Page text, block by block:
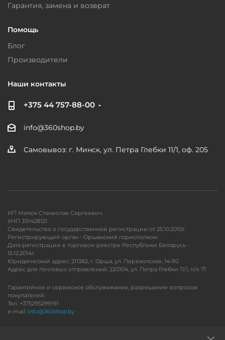
Гарантия, замена и возврат
Помощь
Блог
Производители
Наши контакты
+375 44 757-88-00
info@360shop.by
Самовывоз: г. Минск, ул. Петра Глебки 11/1, оф. 205
ИП Матюк Станислав Сергеевич
УНП 391428121
Свидетельство о государственной регистрации от 25.10.2010г.
Регистрирующий орган - Оршанский горисполком
Дата регистрации в торговом реестре Республики Беларусь -
15.12.2014г.
Юридический адрес: 211382, г. Орша, ул. Перекопская, 14-90
Адрес для почтовых отправлений: 220104, ул. Петра Глебки 11/1, п/я 71
Гарантийное и сервисное обслуживание, разрешение вопросов
покупателей:
Тел. +375295299191
e-mail: info@360shop.by